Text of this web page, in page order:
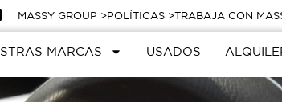
MASSY GROUP >POLÍTICAS >TRABAJA CON
MARCAS USADOS